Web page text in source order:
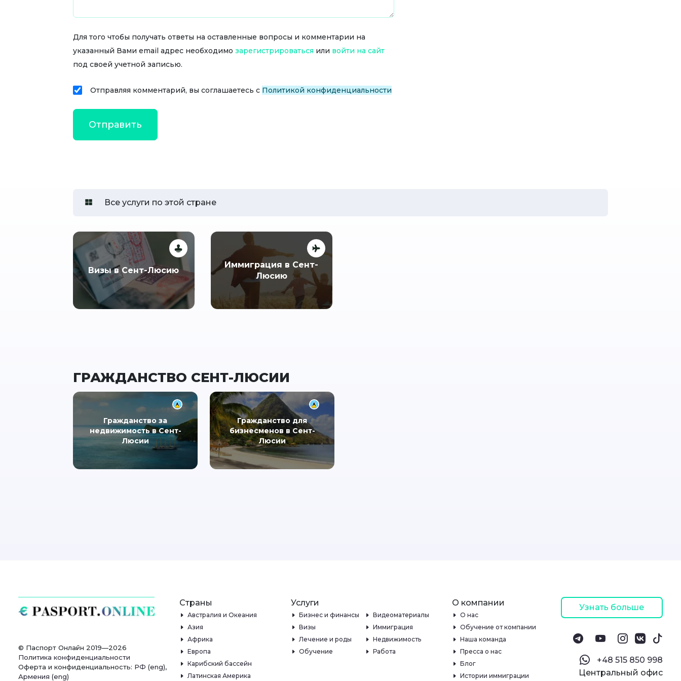
Для того чтобы получать ответы на оставленные вопросы и комментарии на
указанный Вами email адрес необходимо зарегистрироваться или войти на сайт
под своей учетной записью.
Отправляя комментарий, вы соглашаетесь с Политикой конфиденциальности
Все услуги по этой стране
Визы в Сент-Люсию
Иммиграция в Сент-
Люсию
ГРАЖДАНСТВО СЕНТ-ЛЮСИИ
Гражданство за
недвижимость в Сент-
Люсии
Гражданство для
бизнесменов в Сент-
Люсии
© Паспорт Онлайн 2019—2026
Политика конфиденциальности
Оферта и конфиденциальность: РФ (eng),
Армения (eng)
Страны
Австралия и Океания
Азия
Африка
Европа
Карибский бассейн
Латинская Америка
Услуги
Бизнес и финансы
Видеоматериалы
Визы
Иммиграция
Лечение и роды
Недвижимость
Обучение
Работа
О компании
О нас
Обучение от компании
Наша команда
Пресса о нас
Блог
Истории иммиграции
Узнать больше
‪+48 515 850 998‬
Центральный офис